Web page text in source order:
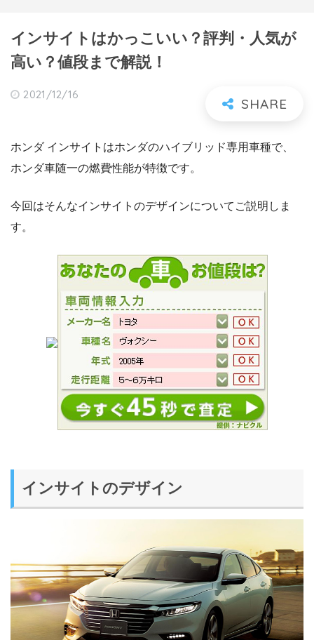
インサイトはかっこいい？評判・人気が
高い？値段まで解説！
2021/12/16
ホンダ インサイトはホンダのハイブリッド専用車種で、
ホンダ車随一の燃費性能が特徴です。
今回はそんなインサイトのデザインについてご説明しま
す。
インサイトのデザイン